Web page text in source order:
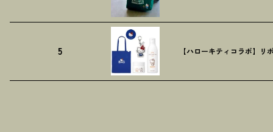
5 【ハローキティコラボ】